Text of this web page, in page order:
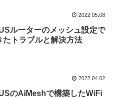
2022.05.08
ルーターのメッシュ設定で
たトラブルと解決方法
2022.04.02
のAiMeshで構築したWiFi